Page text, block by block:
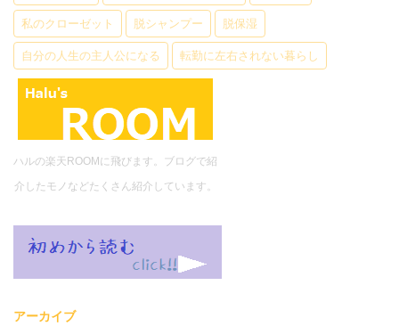
私のクローゼット 脱シャンプー 脱保湿
自分の人生の主人公になる 転勤に左右されない暮らし
ハルの楽天ROOMに飛びます。ブログで紹
介したモノなどたくさん紹介しています。
アーカイブ